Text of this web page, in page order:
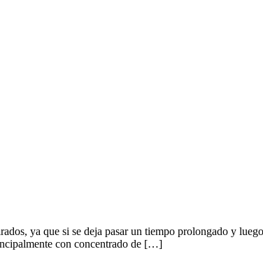
ya que si se deja pasar un tiempo prolongado y
con concentrado de […]